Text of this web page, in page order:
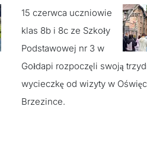
15 czerwca uczniowie
klas 8b i 8c ze Szkoły
Podstawowej nr 3 w
Gołdapi rozpoczęli swoją
wycieczkę od wizyty w
Brzezince.